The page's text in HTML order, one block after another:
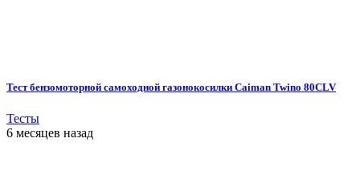
Тест бензомоторной самоходной газонокосилки Caiman Twino 80CLV
Тесты
6 месяцев назад